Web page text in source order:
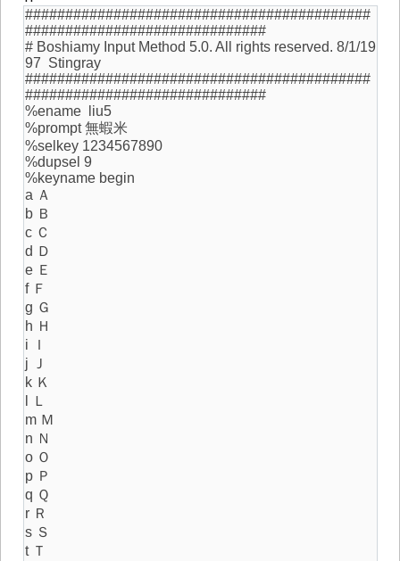
###########################################
##############################
# Boshiamy Input Method 5.0. All rights reserved. 8/1/19
97 Stingray
###########################################
##############################
%ename liu5
%prompt 無蝦米
%selkey 1234567890
%dupsel 9
%keyname begin
a Ａ
b Ｂ
c Ｃ
d Ｄ
e Ｅ
f Ｆ
g Ｇ
h Ｈ
i Ｉ
j Ｊ
k Ｋ
l Ｌ
m Ｍ
n Ｎ
o Ｏ
p Ｐ
q Ｑ
r Ｒ
s Ｓ
t Ｔ